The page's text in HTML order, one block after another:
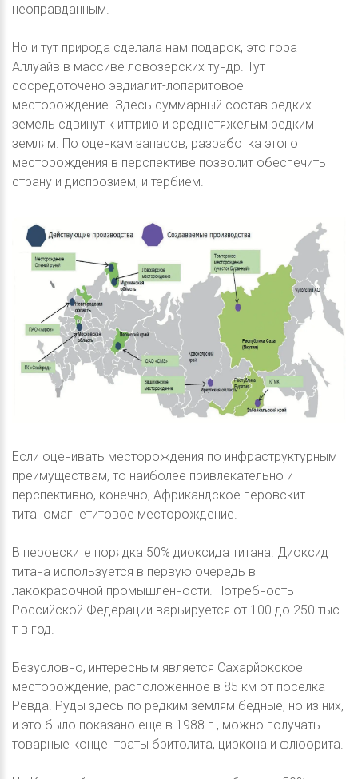
неоправданным.
Но и тут природа сделала нам подарок, это гора
Аллуайв в массиве ловозерских тундр. Тут
сосредоточено эвдиалит-лопаритовое
месторождение. Здесь суммарный состав редких
земель сдвинут к иттрию и среднетяжелым редким
землям. По оценкам запасов, разработка этого
месторождения в перспективе позволит обеспечить
страну и диспрозием, и тербием.
Если оценивать месторождения по инфраструктурным
преимуществам, то наиболее привлекательно и
перспективно, конечно, Африкандское перовскит-
титаномагнетитовое месторождение.
В перовските порядка 50% диоксида титана. Диоксид
титана используется в первую очередь в
лакокрасочной промышленности. Потребность
Российской Федерации варьируется от 100 до 250 тыс.
т в год.
Безусловно, интересным является Сахарйокское
месторождение, расположенное в 85 км от поселка
Ревда. Руды здесь по редким землям бедные, но из них,
и это было показано еще в 1988 г., можно получать
товарные концентраты бритолита, циркона и флюорита.